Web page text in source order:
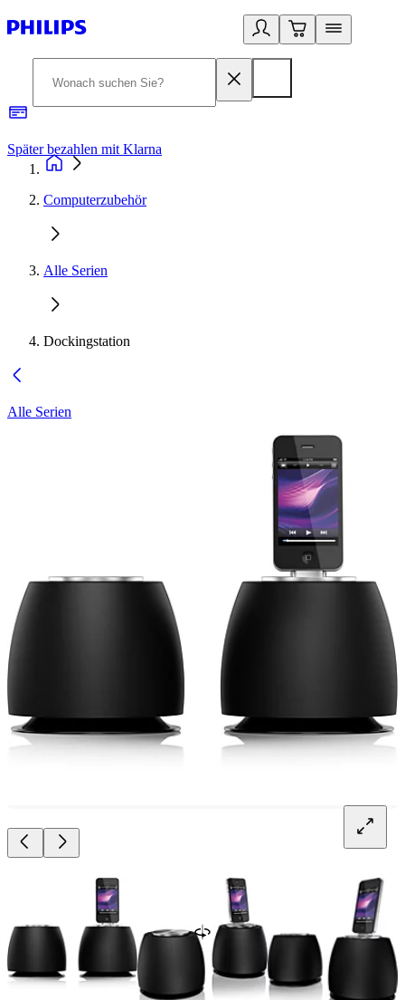
Später bezahlen mit Klarna
Computerzubehör
Alle Serien
Dockingstation
Alle Serien